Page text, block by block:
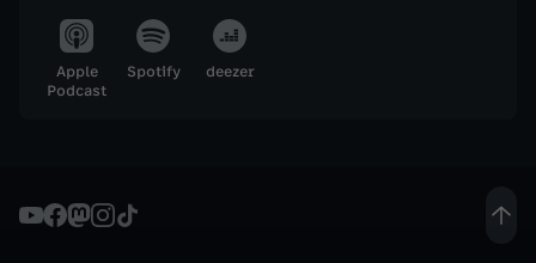
l
m
Apple
Podcast
Spotify deezer